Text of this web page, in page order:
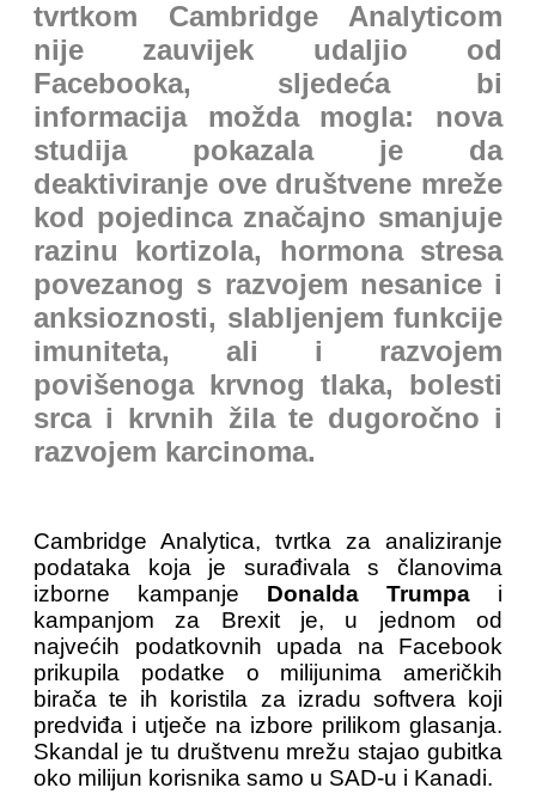
tvrtkom Cambridge Analyticom
nije zauvijek udaljio od
Facebooka, sljedeća bi
informacija možda mogla: nova
studija pokazala je da
deaktiviranje ove društvene mreže
kod pojedinca značajno smanjuje
razinu kortizola, hormona stresa
povezanog s razvojem nesanice i
anksioznosti, slabljenjem funkcije
imuniteta, ali i razvojem
povišenoga krvnog tlaka, bolesti
srca i krvnih žila te dugoročno i
razvojem karcinoma.
Cambridge Analytica, tvrtka za analiziranje
podataka koja je surađivala s članovima
izborne kampanje Donalda Trumpa i
kampanjom za Brexit je, u jednom od
najvećih podatkovnih upada na Facebook
prikupila podatke o milijunima američkih
birača te ih koristila za izradu softvera koji
predviđa i utječe na izbore prilikom glasanja.
Skandal je tu društvenu mrežu stajao gubitka
oko milijun korisnika samo u SAD-u i Kanadi.